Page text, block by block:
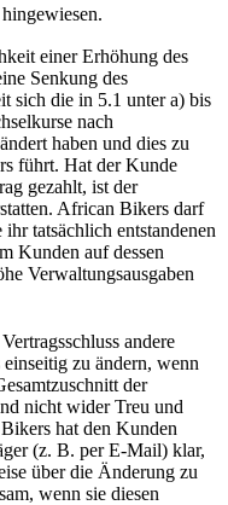
hingewiesen.
einer Erhöhung des
Senkung des
sich die in 5.1 unter a) bis
nach
haben und dies zu
führt. Hat der Kunde
gezahlt, ist der
African Bikers darf
tatsächlich entstandenen
Kunden auf dessen
Verwaltungsausgaben
andere
zu ändern, wenn
der
nicht wider Treu und
hat den Kunden
(z. B. per E-Mail) klar,
über die Änderung zu
wenn sie diesen